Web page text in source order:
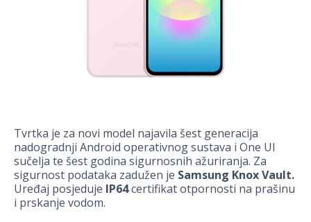
Tvrtka je za novi model najavila šest generacija
nadogradnji Android operativnog sustava i One UI
sučelja te šest godina sigurnosnih ažuriranja. Za
sigurnost podataka zadužen je Samsung Knox Vault.
Uređaj posjeduje IP64certifikat otpornosti na prašinu
i prskanje vodom.